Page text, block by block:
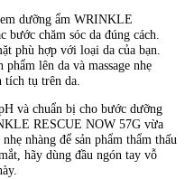
dưỡng ẩm WRINKLE
bước chăm sóc da đúng cách.
phù hợp với loại da của bạn.
lên da và massage nhẹ
tích tụ trên da.
và chuẩn bị cho bước dưỡng
RESCUE NOW 57G vừa
nhàng để sản phẩm thẩm thấu
hãy dùng đầu ngón tay vỗ